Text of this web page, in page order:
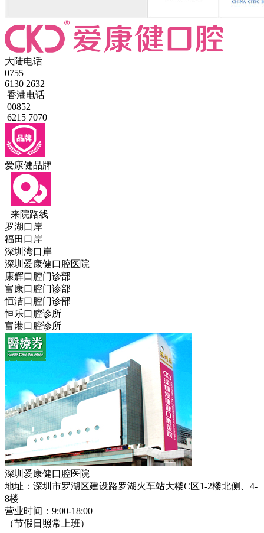
大陆电话
0755
6130 2632
香港电话
00852
6215 7070
爱康健品牌
来院路线
罗湖口岸
福田口岸
深圳湾口岸
深圳爱康健口腔医院
康辉口腔门诊部
富康口腔门诊部
恒洁口腔门诊部
恒乐口腔诊所
富港口腔诊所
深圳爱康健口腔医院
地址：深圳市罗湖区建设路罗湖火车站大楼C区1-2楼北侧、4-
8楼
营业时间：9:00-18:00
（节假日照常上班）